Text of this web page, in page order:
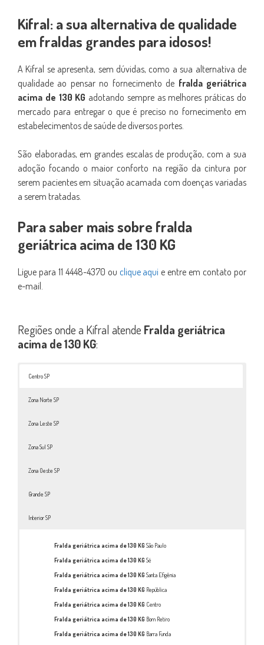
Kifral: a sua alternativa de qualidade
em fraldas grandes para idosos!
A Kifral se apresenta, sem dúvidas, como a sua alternativa de
qualidade ao pensar no fornecimento de fralda geriátrica
acima de 130 KG adotando sempre as melhores práticas do
mercado para entregar o que é preciso no fornecimento em
estabelecimentos de saúde de diversos portes.
São elaboradas, em grandes escalas de produção, com a sua
adoção focando o maior conforto na região da cintura por
serem pacientes em situação acamada com doenças variadas
a serem tratadas.
Para saber mais sobre fralda
geriátrica acima de 130 KG
Ligue para 11 4448-4370 ou clique aqui e entre em contato por
e-mail.
Regiões onde a Kifral atende Fralda geriátrica
acima de 130 KG:
Centro SP
Zona Norte SP
Zona Leste SP
Zona Sul SP
Zona Oeste SP
Grande SP
Interior SP
Fralda geriátrica acima de 130 KG São Paulo
Fralda geriátrica acima de 130 KG Sé
Fralda geriátrica acima de 130 KG Santa Efigênia
Fralda geriátrica acima de 130 KG República
Fralda geriátrica acima de 130 KG Centro
Fralda geriátrica acima de 130 KG Bom Retiro
Fralda geriátrica acima de 130 KG Barra Funda